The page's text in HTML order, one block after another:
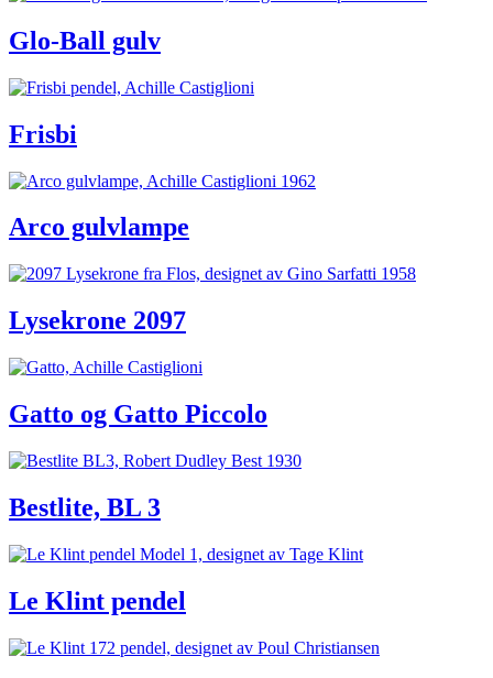
Glo-Ball gulv
Frisbi
Arco gulvlampe
Lysekrone 2097
Gatto og Gatto Piccolo
Bestlite, BL 3
Le Klint pendel